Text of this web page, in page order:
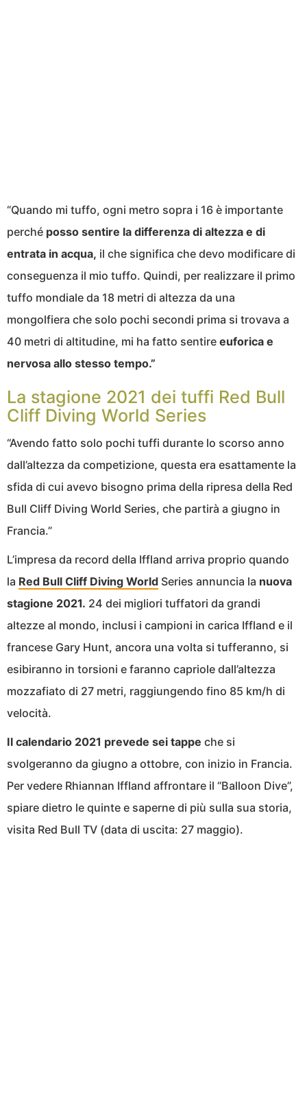
“Quando mi tuffo, ogni metro sopra i 16 è importante
perché posso sentire la differenza di altezza e di
entrata in acqua, il che significa che devo modificare di
conseguenza il mio tuffo. Quindi, per realizzare il primo
tuffo mondiale da 18 metri di altezza da una
mongolfiera che solo pochi secondi prima si trovava a
40 metri di altitudine, mi ha fatto sentire euforica e
nervosa allo stesso tempo.”
La stagione 2021 dei tuffi Red Bull
Cliff Diving World Series
“Avendo fatto solo pochi tuffi durante lo scorso anno
dall’altezza da competizione, questa era esattamente la
sfida di cui avevo bisogno prima della ripresa della Red
Bull Cliff Diving World Series, che partirà a giugno in
Francia.”
L’impresa da record della Iffland arriva proprio quando
la Red Bull Cliff Diving World Series annuncia la nuova
stagione 2021. 24 dei migliori tuffatori da grandi
altezze al mondo, inclusi i campioni in carica Iffland e il
francese Gary Hunt, ancora una volta si tufferanno, si
esibiranno in torsioni e faranno capriole dall’altezza
mozzafiato di 27 metri, raggiungendo fino 85 km/h di
velocità.
Il calendario 2021 prevede sei tappe che si
svolgeranno da giugno a ottobre, con inizio in Francia.
Per vedere Rhiannan Iffland affrontare il “Balloon Dive”,
spiare dietro le quinte e saperne di più sulla sua storia,
visita Red Bull TV (data di uscita: 27 maggio).